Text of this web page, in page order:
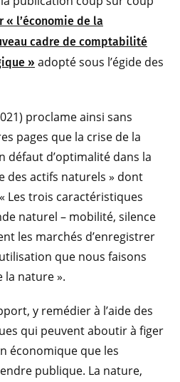
« l’économie de la
cadre de comptabilité
» adopté sous l’égide des
proclame ainsi sans
pages que la crise de la
défaut d’optimalité dans la
des actifs naturels » dont
Les trois caractéristiques
naturel – mobilité, silence
les marchés d’enregistrer
que nous faisons
la nature ».
y remédier à l’aide des
qui peuvent aboutir à figer
économique que les
publique. La nature,